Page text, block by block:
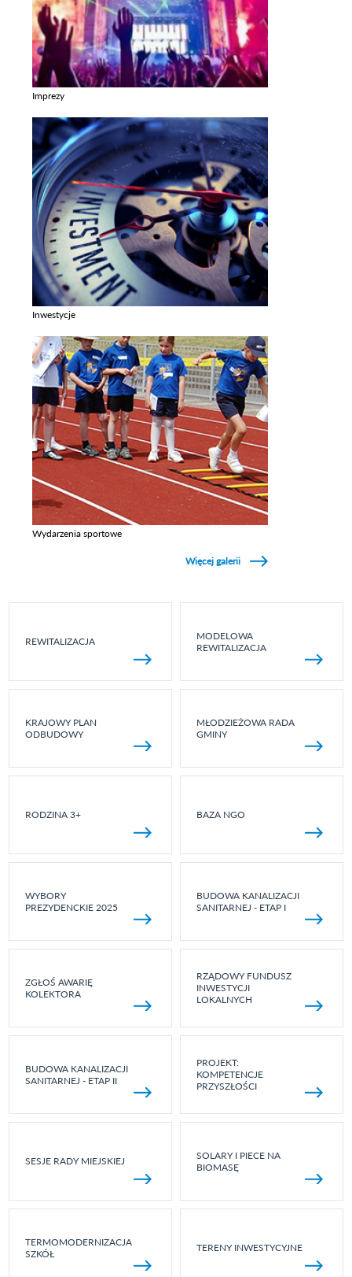
Imprezy
Inwestycje
Wydarzenia sportowe
Więcej galerii
REWITALIZACJA
MODELOWA
REWITALIZACJA
KRAJOWY PLAN
ODBUDOWY
MŁODZIEŻOWA RADA
GMINY
RODZINA 3+ BAZA NGO
WYBORY
PREZYDENCKIE 2025
BUDOWA KANALIZACJI
SANITARNEJ - ETAP I
ZGŁOŚ AWARIĘ
KOLEKTORA
RZĄDOWY FUNDUSZ
INWESTYCJI
LOKALNYCH
BUDOWA KANALIZACJI
SANITARNEJ - ETAP II
PROJEKT:
KOMPETENCJE
PRZYSZŁOŚCI
SESJE RADY MIEJSKIEJ
SOLARY I PIECE NA
BIOMASĘ
TERMOMODERNIZACJA
SZKÓŁ
TERENY INWESTYCYJNE